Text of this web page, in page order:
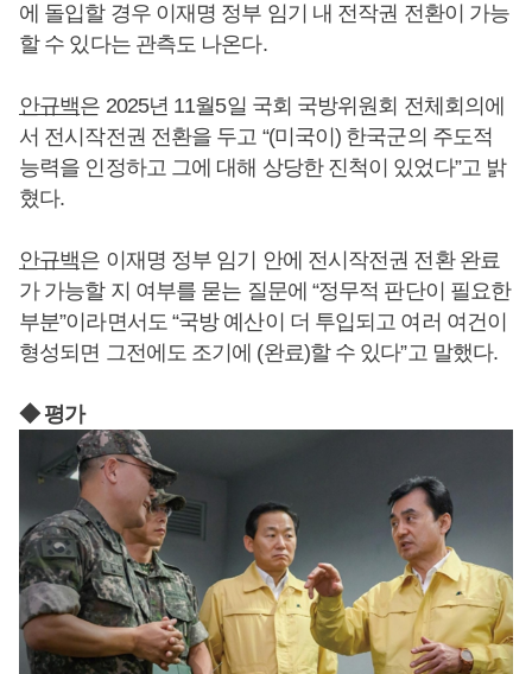
에 돌입할 경우 이재명 정부 임기 내 전작권 전환이 가능
할 수 있다는 관측도 나온다.
안규백은 2025년 11월5일 국회 국방위원회 전체회의에
서 전시작전권 전환을 두고 “(미국이) 한국군의 주도적
능력을 인정하고 그에 대해 상당한 진척이 있었다”고 밝
혔다.
안규백은 이재명 정부 임기 안에 전시작전권 전환 완료
가 가능할 지 여부를 묻는 질문에 “정무적 판단이 필요한
부분”이라면서도 “국방 예산이 더 투입되고 여러 여건이
형성되면 그전에도 조기에 (완료)할 수 있다”고 말했다.
◆ 평가